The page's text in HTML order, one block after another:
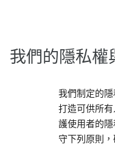
我們的隱私權
我們制定的
打造可供所
護使用者的
守下列原則